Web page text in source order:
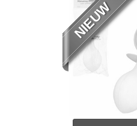
NIEUW